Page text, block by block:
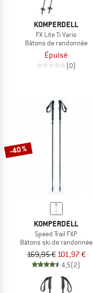
KOMPERDELL
FX Lite Ti Vario
Bâtons de randonnée
Épuisé
(0)
-40 %
KOMPERDELL
Speed Trail FXP
Bâtons ski de randonnée
169,95 € 101,97 €
4,5(2)